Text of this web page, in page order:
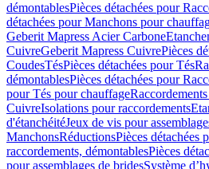
démontablesPièces détachées pour
détachées pour Manchons pour
Geberit Mapress Acier Carbone
CuivreGeberit Mapress CuivrePièces
CoudesTésPièces détachées pour Tés
démontablesPièces détachées pour
pour Tés pour chauffage
CuivreIsolations pour raccordements
d'étanchéitéJeux de vis pour
ManchonsRéductionsPièces détachées
raccordements, démontablesPièces
pour assemblages de bridesSystème